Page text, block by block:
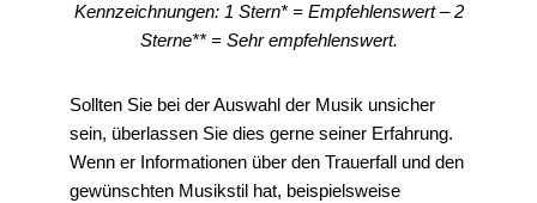
Kennzeichnungen: 1 Stern* = Empfehlenswert– 2
Sterne** = Sehr empfehlenswert.
Sollten Sie bei der Auswahl der Musik unsicher
sein, überlassen Sie dies gerne seiner Erfahrung.
Wenn er Informationen über den Trauerfall und den
gewünschten Musikstil hat, beispielsweise